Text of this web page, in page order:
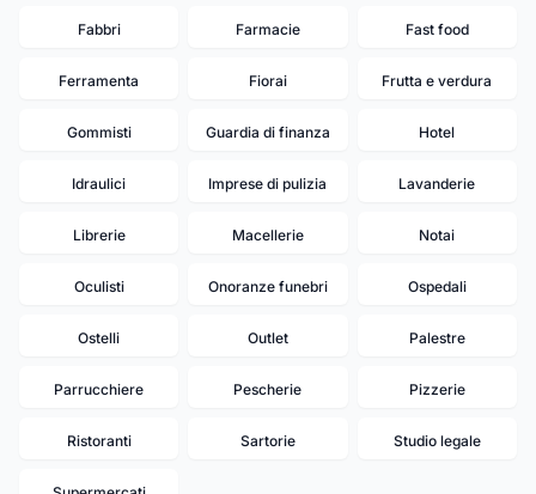
Fabbri Farmacie Fast food
Ferramenta Fiorai Frutta e verdura
Gommisti Guardia di finanza Hotel
Idraulici Imprese di pulizia Lavanderie
Librerie Macellerie Notai
Oculisti Onoranze funebri Ospedali
Ostelli Outlet Palestre
Parrucchiere Pescherie Pizzerie
Ristoranti Sartorie Studio legale